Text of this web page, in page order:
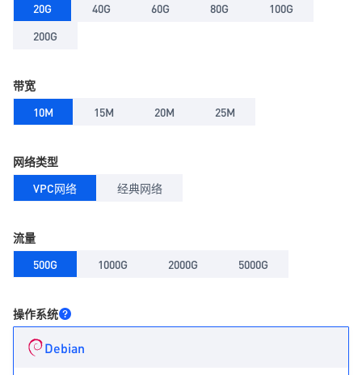
20G
40G 60G 80G
100G
200G
带宽
10M
15M 20M 25M
网络类型
VPC网络
经典网络
流量
500G
1000G 2000G 5000G
操作系统
Debian